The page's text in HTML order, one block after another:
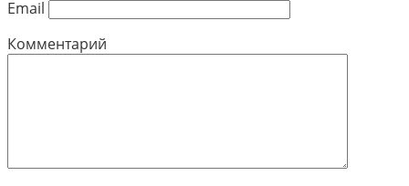
Email
Комментарий